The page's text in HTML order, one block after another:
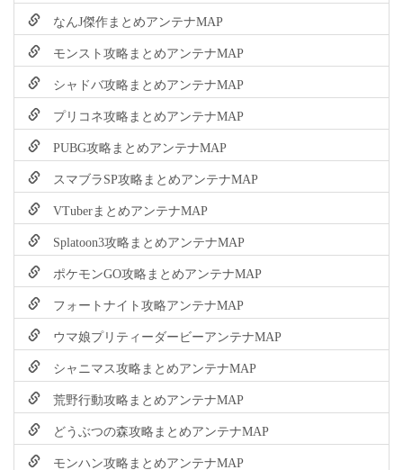
なんJ傑作まとめアンテナMAP
モンスト攻略まとめアンテナMAP
シャドバ攻略まとめアンテナMAP
プリコネ攻略まとめアンテナMAP
PUBG攻略まとめアンテナMAP
スマブラSP攻略まとめアンテナMAP
VTuberまとめアンテナMAP
Splatoon3攻略まとめアンテナMAP
ポケモンGO攻略まとめアンテナMAP
フォートナイト攻略アンテナMAP
ウマ娘プリティーダービーアンテナMAP
シャニマス攻略まとめアンテナMAP
荒野行動攻略まとめアンテナMAP
どうぶつの森攻略まとめアンテナMAP
モンハン攻略まとめアンテナMAP